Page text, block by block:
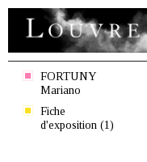
FORTUNY
Mariano
Fiche
d'exposition (1)